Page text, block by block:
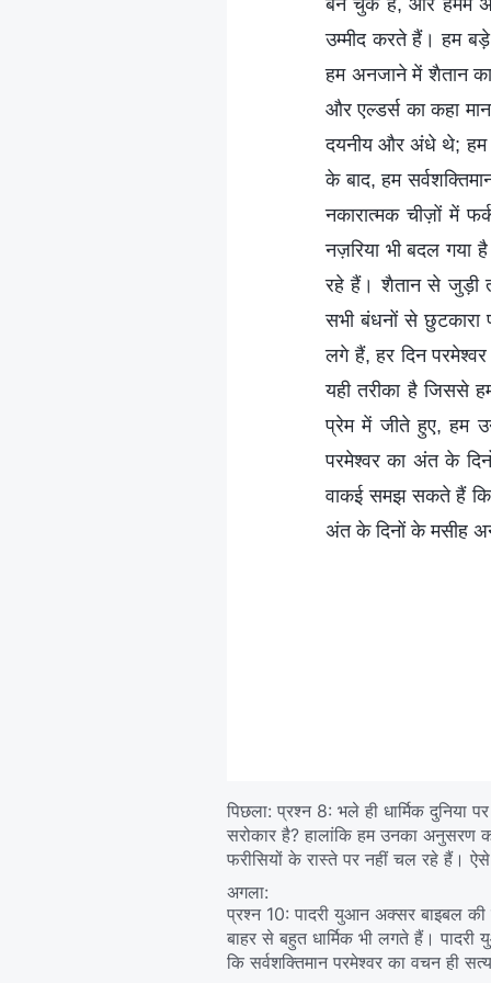
बन चुके हैं, और हममें
उम्मीद करते हैं। हम
हम अनजाने में शैतान
और एल्डर्स का कहा
दयनीय और अंधे थे; हम
के बाद, हम
नकारात्मक चीज़ों में
नज़रिया भी बदल गया
रहे हैं। शैतान से जुड़ी
सभी बंधनों से
लगे हैं, हर दिन
यही तरीका है जिससे
प्रेम में जीते हुए, हम
परमेश्वर का अंत के
वाकई समझ सकते हैं कि
अंत के दिनों के मसीह
पिछला: प्रश्न 8: भले ही धार्मिक दुनिया
सरोकार है? हालांकि हम उनका अनुसरण
फरीसियों के रास्ते पर नहीं चल रहे हैं।
अगला:
प्रश्न 10: पादरी युआन अक्सर बाइबल की
बाहर से बहुत धार्मिक भी लगते हैं।
कि सर्वशक्तिमान परमेश्‍वर का वचन ही